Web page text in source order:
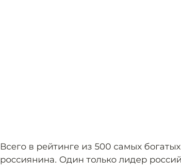
Всего в рейтинге из 500 самых
россиянина. Один только лидер